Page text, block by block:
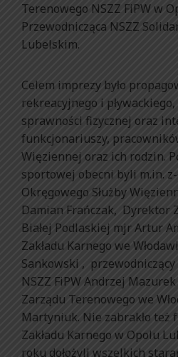
Terenowego NSZZ FiPW w
Przewodnicząca NSZZ
Lubelskim.
Celem imprezy było
rekreacyjnego i
sprawności fizycznej oraz
funkcjonariuszy,
Więziennej oraz ich rodzin.
sportowej obecni byli m.in.
Okręgowego Służby
Damian Frańczak, Dyrektor
Białej Podlaskiej mjr Artur
Zakładu Karnego we
Sankowski ,
NSZZ FiPW Andrzej
Zarządu Terenowego we
Martyniuk. Nie zabrakło też
Zakładu Karnego w Opolu
roku dołożyli wszelkich